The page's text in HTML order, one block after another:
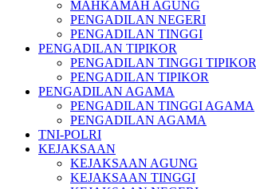
MAHKAMAH AGUNG
PENGADILAN NEGERI
PENGADILAN TINGGI
PENGADILAN TIPIKOR
PENGADILAN TINGGI TIPIKOR
PENGADILAN TIPIKOR
PENGADILAN AGAMA
PENGADILAN TINGGI AGAMA
PENGADILAN AGAMA
TNI-POLRI
KEJAKSAAN
KEJAKSAAN AGUNG
KEJAKSAAN TINGGI